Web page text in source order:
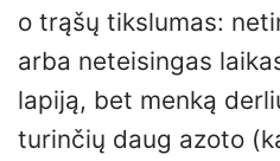
o trąšų tikslumas:
arba neteisingas
lapiją, bet menką
turinčių daug azoto